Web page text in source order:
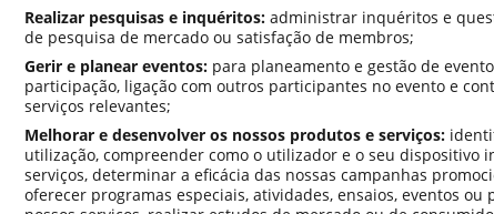
Realizar pesquisas e inquéritos: administrar inquéritos e
de pesquisa de mercado ou satisfação de membros;
Gerir e planear eventos: para planeamento e gestão de
participação, ligação com outros participantes no evento e
serviços relevantes;
Melhorar e desenvolver os nossos produtos e serviços:
utilização, compreender como o utilizador e o seu dispositivo
serviços, determinar a eficácia das nossas campanhas
oferecer programas especiais, atividades, ensaios, eventos ou